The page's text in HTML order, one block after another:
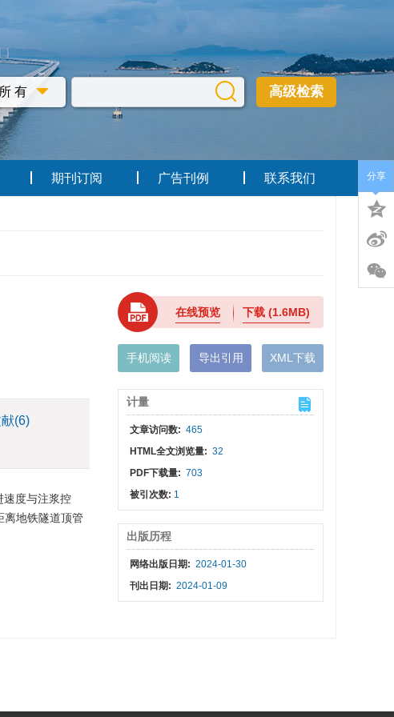
高级检索
期刊订阅 广告刊例 联系我们
(6)
速度与注浆控
离地铁隧道顶管
在线预览 下载(1.6MB)
手机阅读 导出引用 XML下载
计量
文章访问数: 465
HTML全文浏览量: 32
PDF下载量: 703
被引次数: 1
出版历程
网络出版日期: 2024-01-30
刊出日期: 2024-01-09
分享